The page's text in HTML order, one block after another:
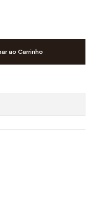
ao Carrinho